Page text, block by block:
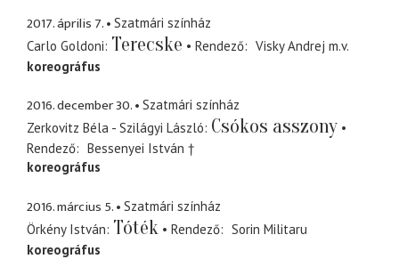
2017. április 7.
Szatmári színház
Carlo Goldoni Terecske Rendező Visky Andrej m.v.
koreográfus
2016. december 30.
Szatmári színház
Zerkovitz Béla - Szilágyi László Csókos asszony
Rendező
Bessenyei István †
koreográfus
2016. március 5.
Szatmári színház
Örkény István Tóték Rendező
Sorin Militaru
koreográfus